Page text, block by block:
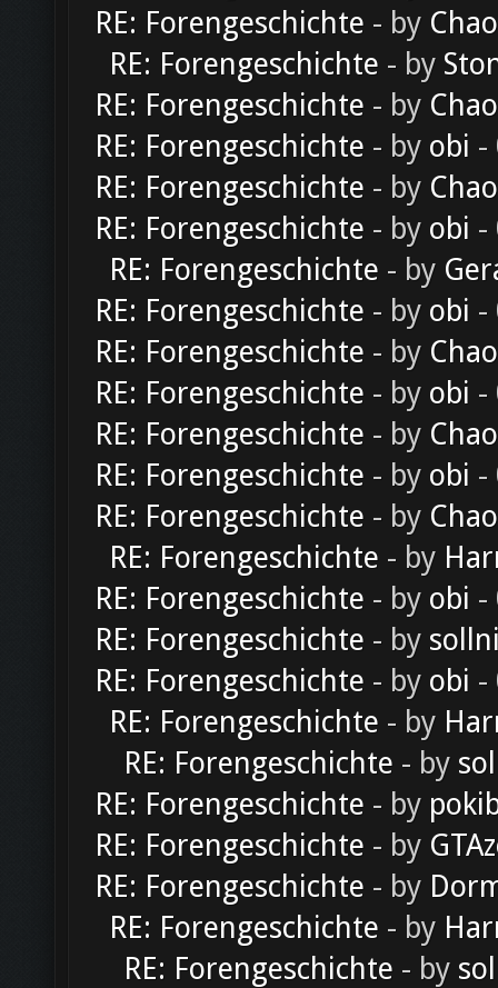
RE: Forengeschichte - by
RE: Forengeschichte - by
RE: Forengeschichte - by
RE: Forengeschichte - by obi -
RE: Forengeschichte - by
RE: Forengeschichte - by obi -
RE: Forengeschichte - by
RE: Forengeschichte - by obi -
RE: Forengeschichte - by
RE: Forengeschichte - by obi -
RE: Forengeschichte - by
RE: Forengeschichte - by obi -
RE: Forengeschichte - by
RE: Forengeschichte - by
RE: Forengeschichte - by obi -
RE: Forengeschichte - by
RE: Forengeschichte - by obi -
RE: Forengeschichte - by
RE: Forengeschichte - by
RE: Forengeschichte - by
RE: Forengeschichte - by
RE: Forengeschichte - by
RE: Forengeschichte - by
RE: Forengeschichte - by